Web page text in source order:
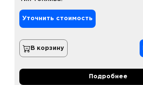
Уточнить стоимость
В корзину
Подробнее